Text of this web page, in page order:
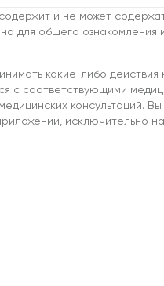
и не может
для общего ознакомления
какие-либо
с соответствующими
консультаций.
исключительно